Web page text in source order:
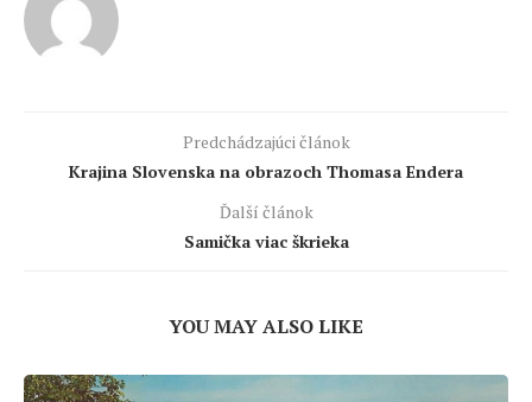
Predchádzajúci článok
Krajina Slovenska na obrazoch Thomasa Endera
Ďalší článok
Samička viac škrieka
YOU MAY ALSO LIKE